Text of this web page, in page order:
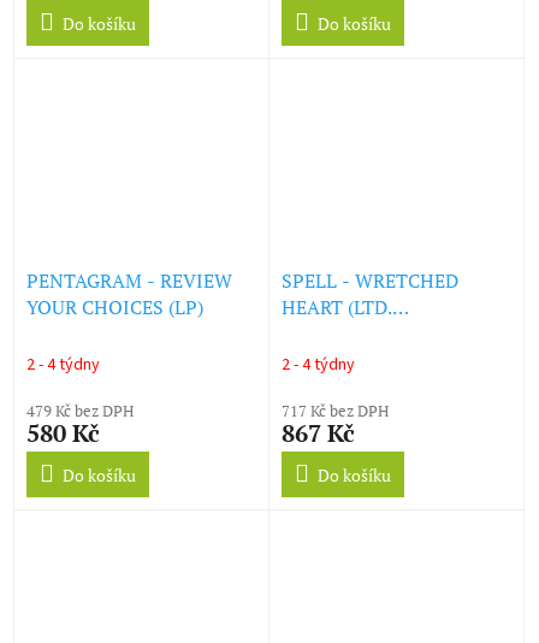
Do košíku Do košíku
PENTAGRAM - REVIEW
YOUR CHOICES (LP)
2 - 4 týdny
479 Kč bez DPH
580 Kč
Do košíku
SPELL - WRETCHED
HEART (LTD.
VINYL) (LP)
2 - 4 týdny
717 Kč bez DPH
867 Kč
Do košíku